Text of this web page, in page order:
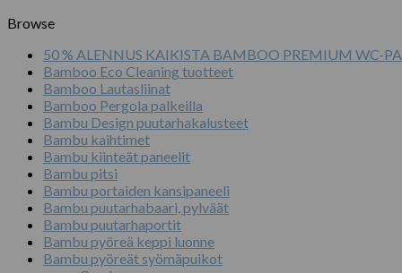
Browse
50 % ALENNUS KAIKISTA BAMBOO PREMIUM WC-
Bamboo Eco Cleaning tuotteet
Bamboo Lautasliinat
Bamboo Pergola palkeilla
Bambu Design puutarhakalusteet
Bambu kaihtimet
Bambu kiinteät paneelit
Bambu pitsi
Bambu portaiden kansipaneeli
Bambu puutarhabaari, pylväät
Bambu puutarhaportit
Bambu pyöreä keppi luonne
Bambu pyöreät syömäpuikot